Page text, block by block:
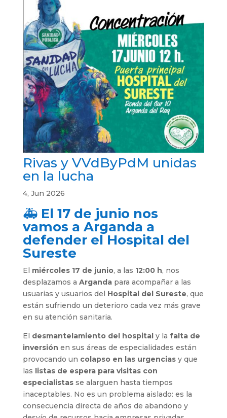
Rivas y VVdByPdM unidas
en la lucha
4, Jun 2026
🚑 El 17 de junio nos
vamos a Arganda a
defender el Hospital del
Sureste
El miércoles 17 de junio, a las 12:00 h, nos
desplazamos a Argandapara acompañar a las
usuarias y usuarios del Hospital del Sureste, que
están sufriendo un deterioro cada vez más grave
en su atención sanitaria.
El desmantelamiento del hospitaly la falta de
inversión en sus áreas de especialidades están
provocando un colapso en las urgenciasy que
las listas de espera para visitas con
especialistasse alarguen hasta tiempos
inaceptables. No es un problema aislado: es la
consecuencia directa de años de abandono y